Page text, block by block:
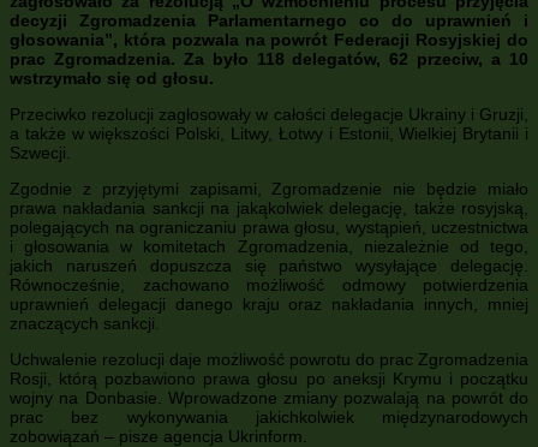
decyzji Zgromadzenia Parlamentarnego co do uprawnień i
głosowania”, która pozwala na powrót Federacji Rosyjskiej do
prac Zgromadzenia. Za było 118 delegatów, 62 przeciw, a 10
wstrzymało się od głosu.
Przeciwko rezolucji zagłosowały w całości delegacje Ukrainy i Gruzji,
a także w większości Polski, Litwy, Łotwy i Estonii, Wielkiej Brytanii i
Szwecji.
Zgodnie z przyjętymi zapisami, Zgromadzenie nie będzie miało
prawa nakładania sankcji na jakąkolwiek delegację, także rosyjską,
polegających na ograniczaniu prawa głosu, wystąpień, uczestnictwa
i głosowania w komitetach Zgromadzenia, niezależnie od tego,
jakich naruszeń dopuszcza się państwo wysyłające delegację.
Równocześnie, zachowano możliwość odmowy potwierdzenia
uprawnień delegacji danego kraju oraz nakładania innych, mniej
znaczących sankcji.
Uchwalenie rezolucji daje możliwość powrotu do prac Zgromadzenia
Rosji, którą pozbawiono prawa głosu po aneksji Krymu i początku
wojny na Donbasie. Wprowadzone zmiany pozwalają na powrót do
prac bez wykonywania jakichkolwiek międzynarodowych
zobowiązań – pisze agencja Ukrinform.